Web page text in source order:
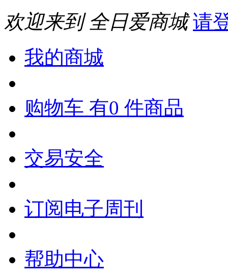
欢迎来到 全日爱商城 请
我的商城
购物车 有0 件商品
交易安全
订阅电子周刊
帮助中心